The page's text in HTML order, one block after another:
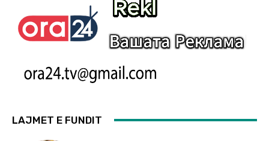
LAJMET E FUNDIT